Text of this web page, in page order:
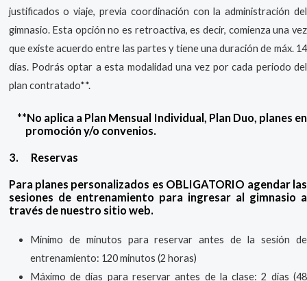
justificados o viaje, previa coordinación con la administración del
gimnasio. Esta opción no es retroactiva, es decir, comienza una vez
que existe acuerdo entre las partes y tiene una duración de máx. 14
días. Podrás optar a esta modalidad una vez por cada periodo del
plan contratado**.
**No aplica a Plan Mensual Individual, Plan Duo, planes en
promoción y/o convenios.
3. Reservas
Para planes personalizados es OBLIGATORIO agendar las
sesiones de entrenamiento para ingresar al gimnasio a
través de nuestro sitio web.
Mínimo de minutos para reservar antes de la sesión de
entrenamiento: 120 minutos (2 horas)
Máximo de días para reservar antes de la clase: 2 días (48